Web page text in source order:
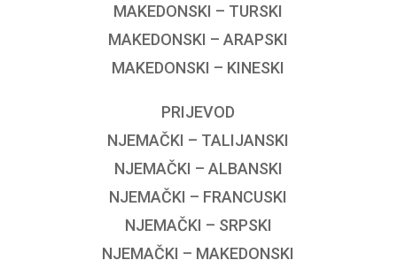
MAKEDONSKI – TURSKI
MAKEDONSKI – ARAPSKI
MAKEDONSKI – KINESKI
PRIJEVOD
NJEMAČKI – TALIJANSKI
NJEMAČKI – ALBANSKI
NJEMAČKI – FRANCUSKI
NJEMAČKI – SRPSKI
NJEMAČKI – MAKEDONSKI